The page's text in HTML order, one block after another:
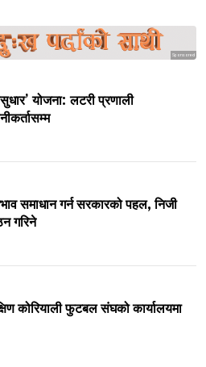
Sponsored
योजना: लटरी प्रणाली
समाधान गर्न सरकारको पहल, निजी
गरिने
कोरियाली फुटबल संघको कार्यालयमा